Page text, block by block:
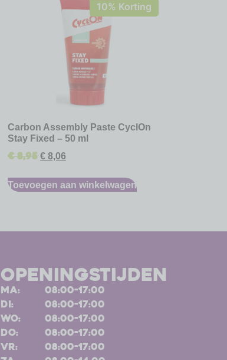
10% Korting
Carbon Assembly Paste CyclOn
Stay Fixed – 50 ml
€8,95 € 8,06
Toevoegen aan winkelwagen
openingstijden
ma:
di:
wo:
do:
vr:
08:00-17:00
08:00-17:00
08:00-17:00
08:00-17:00
08:00-17:00